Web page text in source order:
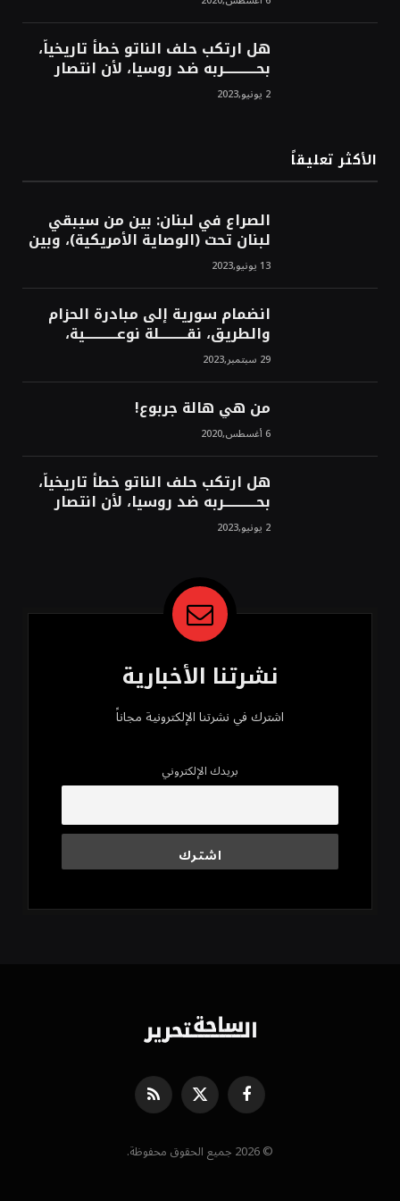
هل ارتكب حلف الناتو خطأً تاريخياً،
بحــــــــــــربه ضد روسيا، لأن انتصار
روسيا الحتمي، سيفتت الناتو!محمد
محسن 2 يونيو,2023
الأكثر تعليقاً
الصراع في لبنان: بين من سيبقي
لبنان تحت (الوصاية الأمريكية)، وبين
من سيخرج لبنان من النفق الغربي!
محمد محسن13 يونيو,2023
انضمام سورية إلى مبادرة الحزام
والطريق، نقــــــــــلة نوعــــــــــــية،
استراتيجية، تاريخية، نهائية، نحو
الشرق!محمد محسن29 سبتمبر,2023
من هي هالة جربوع!
6 أغسطس,2020
هل ارتكب حلف الناتو خطأً تاريخياً،
بحــــــــــــربه ضد روسيا، لأن انتصار
روسيا الحتمي، سيفتت الناتو!محمد
محسن 2 يونيو,2023
نشرتنا الأخبارية
اشترك في نشرتنا الإلكترونية مجاناً
بريدك الإلكتروني
فيسبوك X
(Twitter)
RSS
© 2026 جميع الحقوق محفوظة.